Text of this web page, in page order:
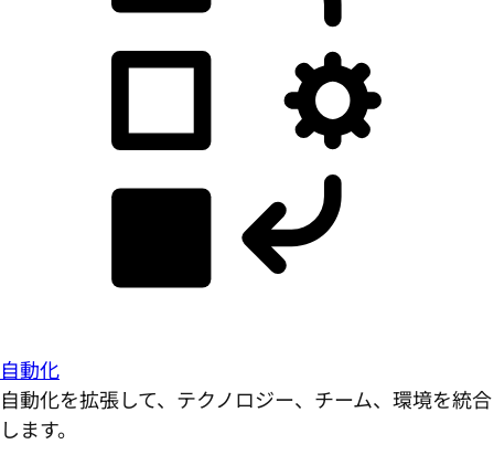
自動化
自動化を拡張して、テクノロジー、チーム、環境を統合
します。